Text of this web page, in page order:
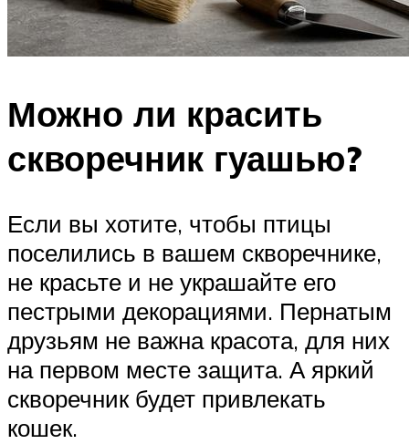
Можно ли красить
скворечник гуашью?
Если вы хотите, чтобы птицы
поселились в вашем скворечнике,
не красьте и не украшайте его
пестрыми декорациями. Пернатым
друзьям не важна красота, для них
на первом месте защита. А яркий
скворечник будет привлекать
кошек.